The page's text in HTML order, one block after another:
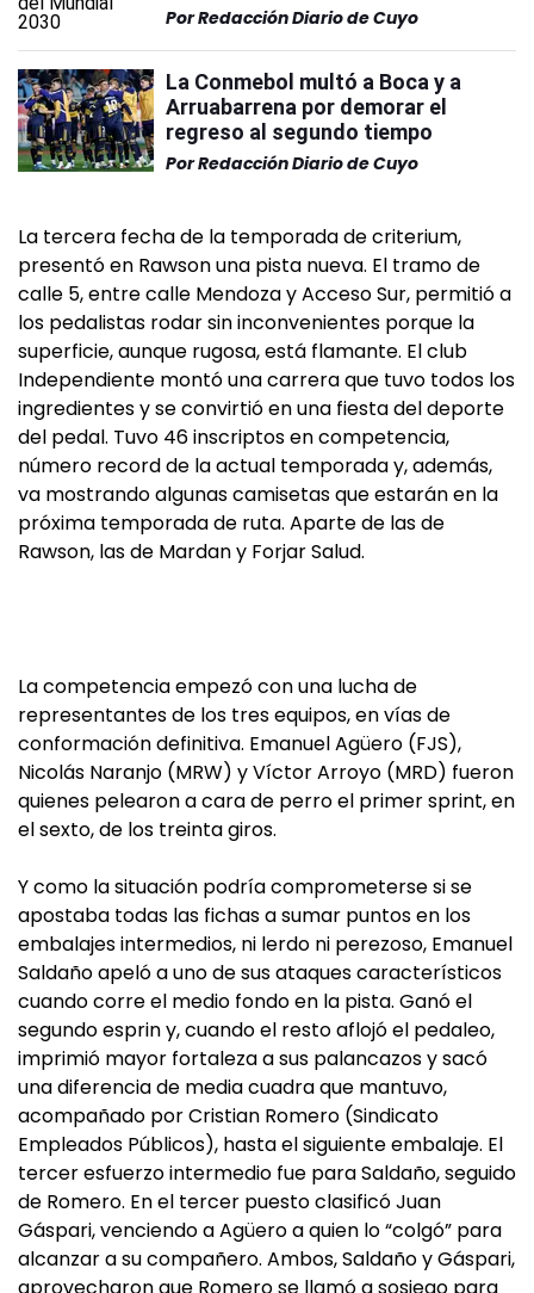
PorRedacción Diario de Cuyo
La Conmebol multó a Boca y a
Arruabarrena por demorar el
regreso al segundo tiempo
PorRedacción Diario de Cuyo
La tercera fecha de la temporada de criterium,
presentó en Rawson una pista nueva. El tramo de
calle 5, entre calle Mendoza y Acceso Sur, permitió a
los pedalistas rodar sin inconvenientes porque la
superficie, aunque rugosa, está flamante. El club
Independiente montó una carrera que tuvo todos los
ingredientes y se convirtió en una fiesta del deporte
del pedal. Tuvo 46 inscriptos en competencia,
número record de la actual temporada y, además,
va mostrando algunas camisetas que estarán en la
próxima temporada de ruta. Aparte de las de
Rawson, las de Mardan y Forjar Salud.
La competencia empezó con una lucha de
representantes de los tres equipos, en vías de
conformación definitiva. Emanuel Agüero (FJS),
Nicolás Naranjo (MRW) y Víctor Arroyo (MRD) fueron
quienes pelearon a cara de perro el primer sprint, en
el sexto, de los treinta giros.
Y como la situación podría comprometerse si se
apostaba todas las fichas a sumar puntos en los
embalajes intermedios, ni lerdo ni perezoso, Emanuel
Saldaño apeló a uno de sus ataques característicos
cuando corre el medio fondo en la pista. Ganó el
segundo esprin y, cuando el resto aflojó el pedaleo,
imprimió mayor fortaleza a sus palancazos y sacó
una diferencia de media cuadra que mantuvo,
acompañado por Cristian Romero (Sindicato
Empleados Públicos), hasta el siguiente embalaje. El
tercer esfuerzo intermedio fue para Saldaño, seguido
de Romero. En el tercer puesto clasificó Juan
Gáspari, venciendo a Agüero a quien lo “colgó” para
alcanzar a su compañero. Ambos, Saldaño y Gáspari,